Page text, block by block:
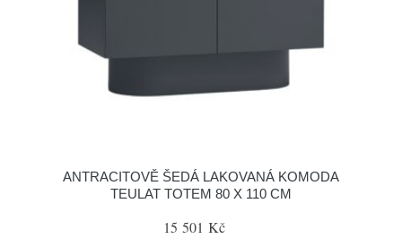
ANTRACITOVĚ ŠEDÁ LAKOVANÁ KOMODA
TEULAT TOTEM 80 X 110 CM
15 501 Kč